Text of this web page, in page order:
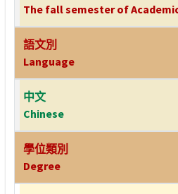
The fall semester of Academic
語文別
Language
中文
Chinese
學位類別
Degree